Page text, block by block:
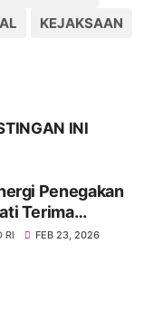
KEJAKSAAN
INI
Penegakan
Terima
DPD Dapil
RI FEB 23, 2026